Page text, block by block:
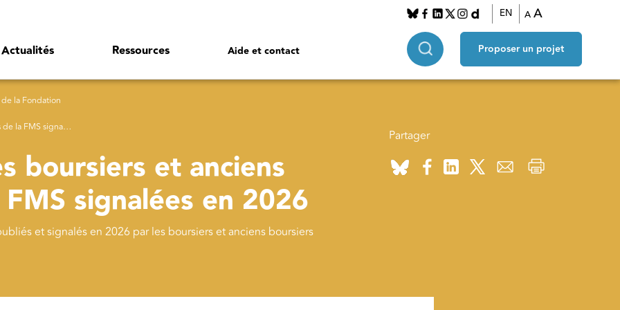
Actualités Ressources Aide et contact
EN A A
Proposer un projet
la Fondation
signalées en 2026
boursiers et anciens
signalées en 2026
et signalés en 2026 par les boursiers et anciens boursiers
Partager